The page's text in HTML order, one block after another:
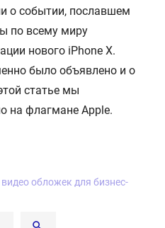
о событии, пославшем
по всему миру
нового iPhone X.
было объявлено и о
статье мы
на флагмане Apple.
обложек для бизнес-